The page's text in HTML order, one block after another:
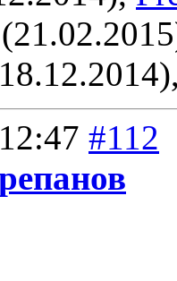
12:47 #112